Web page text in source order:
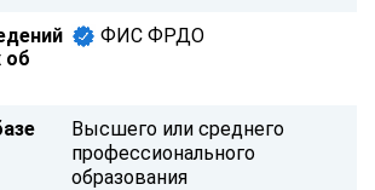
об
ФИС ФРДО
Высшего или среднего
профессионального
образования